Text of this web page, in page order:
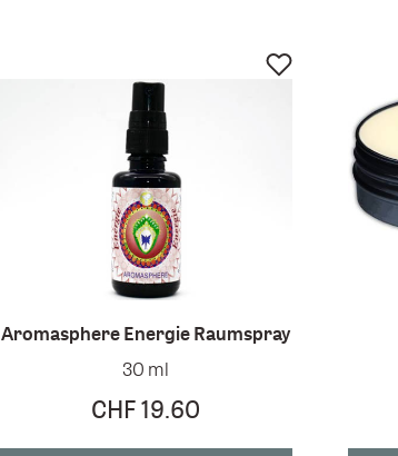
Aromasphere Energie Raumspray
30 ml
CHF 19.60